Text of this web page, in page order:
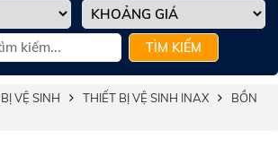
TÌM KIẾM
VỆ SINH THIẾT BỊ VỆ SINH INAX
BỒN